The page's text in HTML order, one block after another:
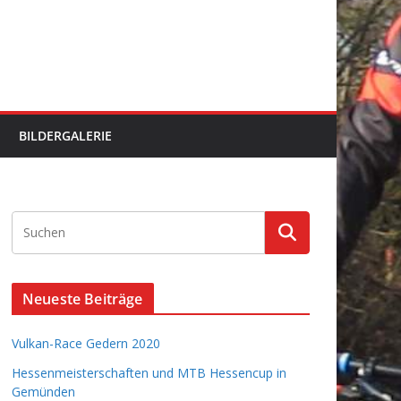
BILDERGALERIE
Neueste Beiträge
Vulkan-Race Gedern 2020
Hessenmeisterschaften und MTB Hessencup in
Gemünden